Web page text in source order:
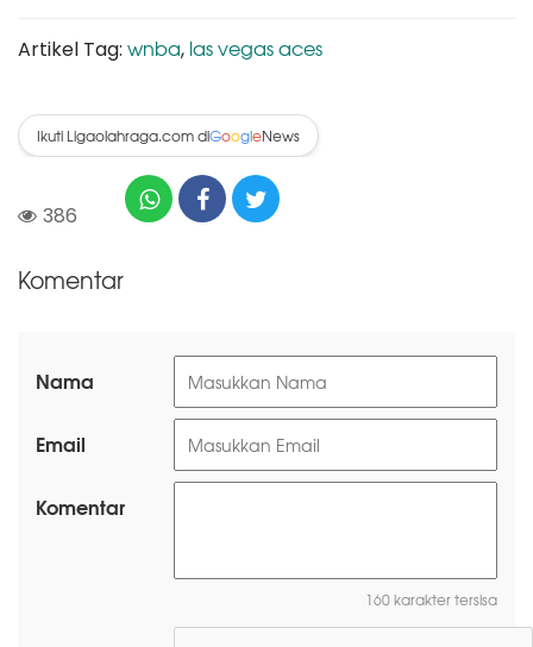
Artikel Tag: wnba, las vegas aces
Ikuti Ligaolahraga.com diGoogleNews
386
Komentar
Nama
Email
Komentar
160 karakter tersisa